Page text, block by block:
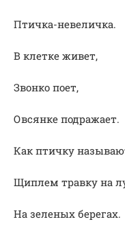
Птичка-невеличка.
В клетке живет,
Звонко поет,
Овсянке подражает.
Как птичку
Щиплем травку на
На зеленых берегах.